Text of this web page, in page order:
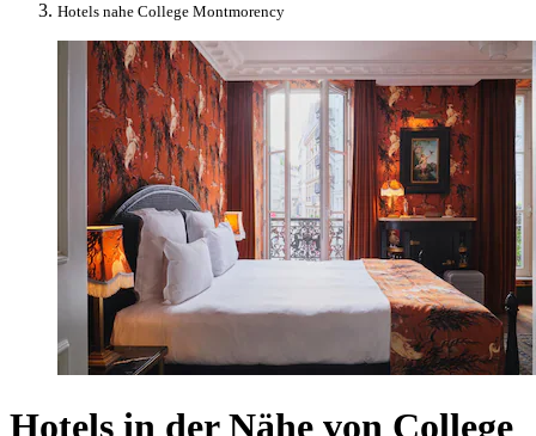
Hotels nahe College Montmorency
Hotels in der Nähe von College